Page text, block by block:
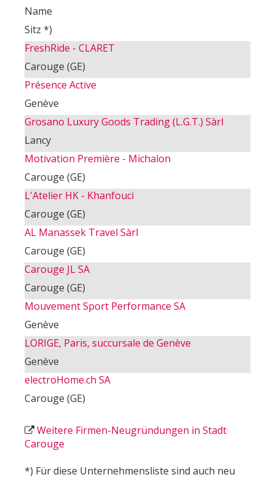
Name
Sitz *)
FreshRide - CLARET
Carouge (GE)
Présence Active
Genève
Grosano Luxury Goods Trading (L.G.T.) Sàrl
Lancy
Motivation Première - Michalon
Carouge (GE)
L'Atelier HK - Khanfouci
Carouge (GE)
AL Manassek Travel Sàrl
Carouge (GE)
Carouge JL SA
Carouge (GE)
Mouvement Sport Performance SA
Genève
LORIGE, Paris, succursale de Genève
Genève
electroHome.ch SA
Carouge (GE)
Weitere Firmen-Neugründungen in Stadt
Carouge
*) Für diese Unternehmensliste sind auch neu